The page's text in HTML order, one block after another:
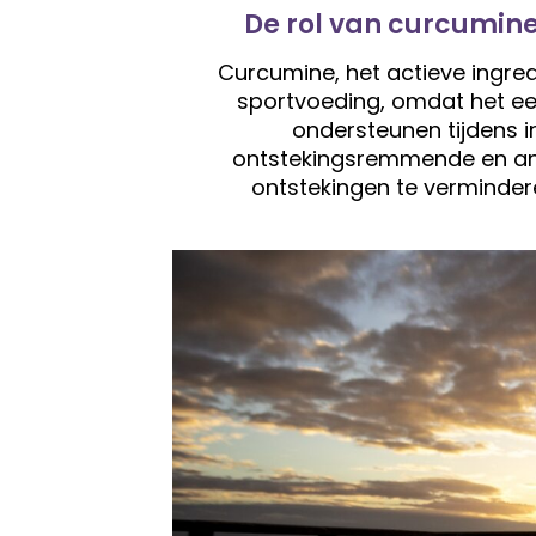
De rol van
Curcumine, het actieve
sportvoeding, omdat het
ondersteunen tijdens
ontstekingsremmende en
ontstekingen te